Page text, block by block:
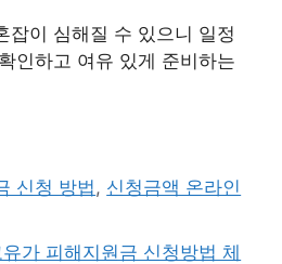
잡이 심해질 수 있으니 일정
인하고 여유 있게 준비하는
신청 방법, 신청금액 온라인
가 피해지원금 신청방법 체